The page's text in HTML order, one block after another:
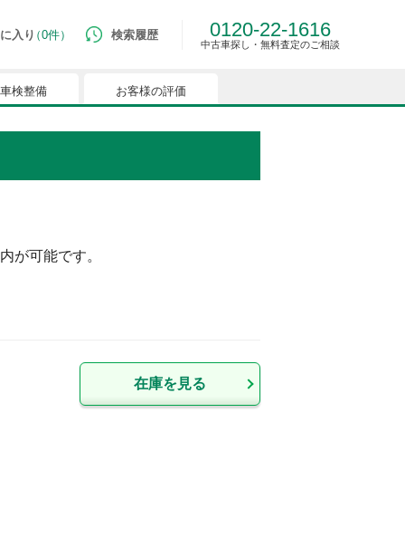
入り 0件
マはございません。
も簡単に比較ができるようになります。
検索履歴 0120-22-1616
中古車探し・無料査定のご相談
車検整備 お客様の評価
が可能です。
在庫を見る